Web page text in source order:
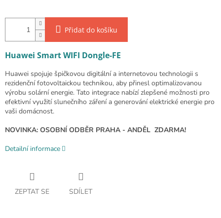
Přidat do košíku
Huawei Smart WIFI Dongle-FE
Huawei spojuje špičkovou digitální a internetovou technologii s
rezidenční fotovoltaickou technikou, aby přinesl optimalizovanou
výrobu solární energie. Tato integrace nabízí zlepšené možnosti pro
efektivní využití slunečního záření a generování elektrické energie pro
vaši domácnost.
NOVINKA: OSOBNÍ ODBĚR PRAHA - ANDĚL ZDARMA!
Detailní informace
ZEPTAT SE SDÍLET